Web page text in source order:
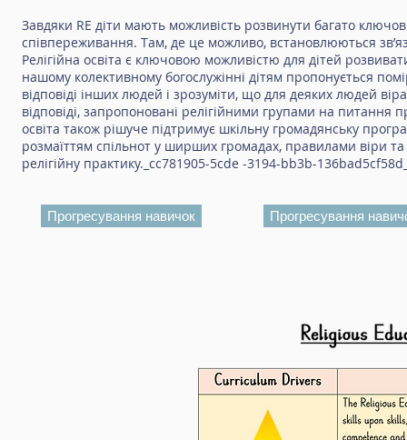
Завдяки RE діти мають можливість розвинути багато
співпереживання. Там, де це можливо, встановлюються
Релігійна освіта є ключовою можливістю для дітей
нашому колективному богослужінні дітям пропонується
відповіді інших людей і зрозуміти, що для деяких людей
відповіді, запропоновані релігійними групами на питання
освіта також рішуче підтримує шкільну громадянську
розмаїттям спільнот у ширших громадах, правилами віри
релігійну практику._cc781905-5cde -3194-bb3b-
Прогресування навичок Прогресування